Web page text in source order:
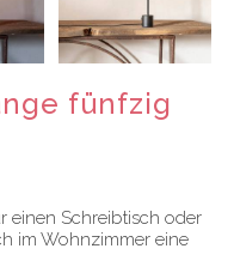
fünfzig
einen Schreibtisch oder
im Wohnzimmer eine